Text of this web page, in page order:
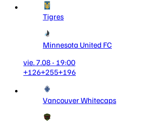
Tigres
Minnesota United FC
vie. 7.08 - 19:00
+126+255+196
Vancouver Whitecaps